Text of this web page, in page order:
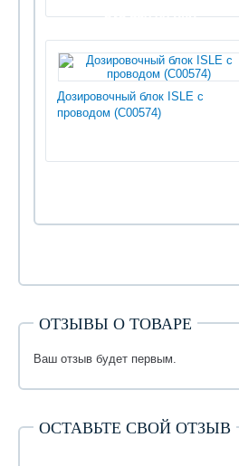
535 950.00 руб
Дозировочный блок ISLE с
проводом (С00574)
ОТЗЫВЫ О ТОВАРЕ
Ваш отзыв будет первым.
ОСТАВЬТЕ СВОЙ ОТЗЫВ